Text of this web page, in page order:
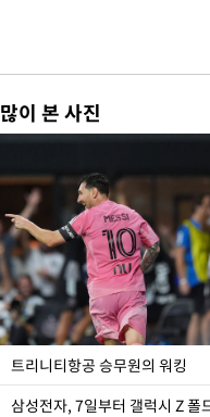
많이 본 사진
트리니티항공 승무원의 워킹